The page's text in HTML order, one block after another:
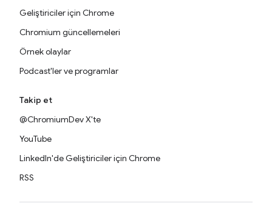
Geliştiriciler için Chrome
Chromium güncellemeleri
Örnek olaylar
Podcast'ler ve programlar
Takip et
@ChromiumDev X'te
YouTube
LinkedIn'de Geliştiriciler için Chrome
RSS